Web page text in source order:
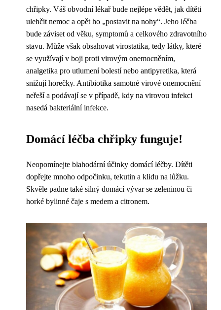
chřipky. Váš obvodní lékař bude nejlépe vědět, jak dítěti
ulehčit nemoc a opět ho „postavit na nohy“. Jeho léčba
bude záviset od věku, symptomů a celkového zdravotního
stavu. Může však obsahovat virostatika, tedy látky, které
se využívají v boji proti virovým onemocněním,
analgetika pro utlumení bolestí nebo antipyretika, která
snižují horečky. Antibiotika samotné virové onemocnění
neřeší a podávají se v případě, kdy na virovou infekci
nasedá bakteriální infekce.
Domácí léčba chřipky funguje!
Neopomínejte blahodární účinky domácí léčby. Dítěti
dopřejte mnoho odpočinku, tekutin a klidu na lůžku.
Skvěle padne také silný domácí vývar se zeleninou či
horké bylinné čaje s medem a citronem.